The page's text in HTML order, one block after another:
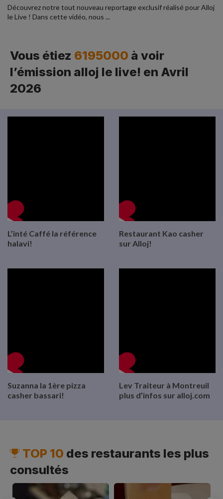
Découvrez notre tout nouveau reportage exclusif réalisé pour Alloj
le Live ! Dans cette vidéo, nous ...
Vous étiez 6195000 à voir
l’émission alloj le live! en Avril
2026
L’inté Caffé la référence
halavi!
Restaurant Kao casher
sur Alloj!
Suzanna la 1ère pizza
casher bassari!
Lev Traiteur à Montreuil
plus d’infos sur alloj.com
TOP 10 des restaurants les plus
consultés